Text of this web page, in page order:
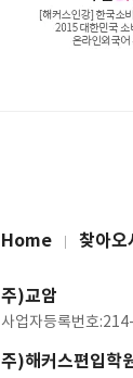
Home 찾아오
주)교암
사업자등록번호
주)해커스편입학